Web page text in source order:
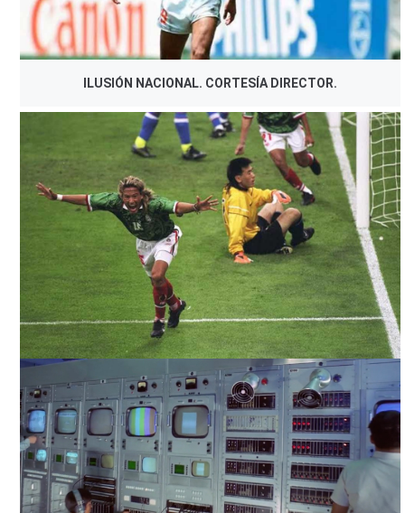
ILUSIÓN NACIONAL. CORTESÍA DIRECTOR.
ILUSIÓN NACIONAL. CORTESÍA DIRECTOR.